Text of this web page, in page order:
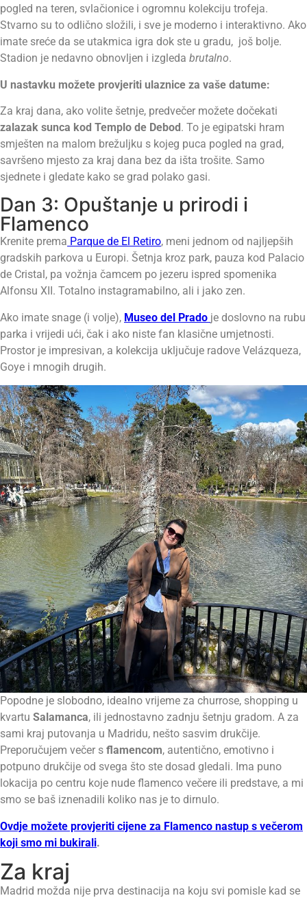
pogled na teren, svlačionice i ogromnu kolekciju trofeja.
Stvarno su to odlično složili, i sve je moderno i interaktivno. Ako
imate sreće da se utakmica igra dok ste u gradu, još bolje.
Stadion je nedavno obnovljen i izgleda brutalno.
U nastavku možete provjeriti ulaznice za vaše datume:
Za kraj dana, ako volite šetnje, predvečer možete dočekati
zalazak sunca kod Templo de Debod. To je egipatski hram
smješten na malom brežuljku s kojeg puca pogled na grad,
savršeno mjesto za kraj dana bez da išta trošite. Samo
sjednete i gledate kako se grad polako gasi.
Dan 3: Opuštanje u prirodi i
Flamenco
Krenite prema Parque de El Retiro, meni jednom od najljepših
gradskih parkova u Europi. Šetnja kroz park, pauza kod Palacio
de Cristal, pa vožnja čamcem po jezeru ispred spomenika
Alfonsu XII. Totalno instagramabilno, ali i jako zen.
Ako imate snage (i volje), Museo del Prado je doslovno na rubu
parka i vrijedi ući, čak i ako niste fan klasične umjetnosti.
Prostor je impresivan, a kolekcija uključuje radove Velázqueza,
Goye i mnogih drugih.
Popodne je slobodno, idealno vrijeme za churrose, shopping u
kvartu Salamanca, ili jednostavno zadnju šetnju gradom. A za
sami kraj putovanja u Madridu, nešto sasvim drukčije.
Preporučujem večer s flamencom, autentično, emotivno i
potpuno drukčije od svega što ste dosad gledali. Ima puno
lokacija po centru koje nude flamenco večere ili predstave, a mi
smo se baš iznenadili koliko nas je to dirnulo.
Ovdje možete provjeriti cijene za Flamenco nastup s večerom
koji smo mi bukirali.
Za kraj
Madrid možda nije prva destinacija na koju svi pomisle kad se